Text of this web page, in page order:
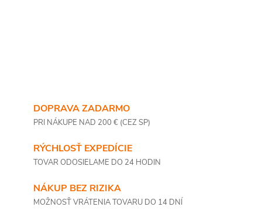
DOPRAVA ZADARMO
PRI NÁKUPE NAD 200 € (CEZ SP)
RÝCHLOSŤ EXPEDÍCIE
TOVAR ODOSIELAME DO 24 HODIN
NÁKUP BEZ RIZIKA
MOŽNOSŤ VRÁTENIA TOVARU DO 14 DNÍ